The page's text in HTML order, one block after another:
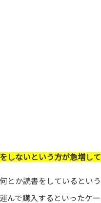
しないという方が急増して
とか読書をしているとい
んで購入するといったケー